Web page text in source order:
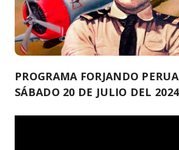
PROGRAMA FORJANDO
SÁBADO 20 DE JULIO DEL 2024